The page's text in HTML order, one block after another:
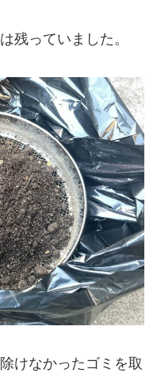
残っていました。
けなかったゴミを取